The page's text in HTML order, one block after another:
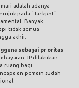
adalah adanya
pada "Jackpot"
Banyak
tidak semua
akhir.
sebagai prioritas
JP dilakukan
ruang bagi
pemain sudah